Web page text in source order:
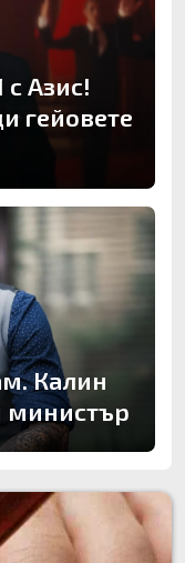
Азис!
гейовете
Калин
министър